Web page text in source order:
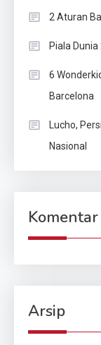
2 Aturan
Piala Dunia
6
Barcelona
Lucho,
Nasional
Arsip